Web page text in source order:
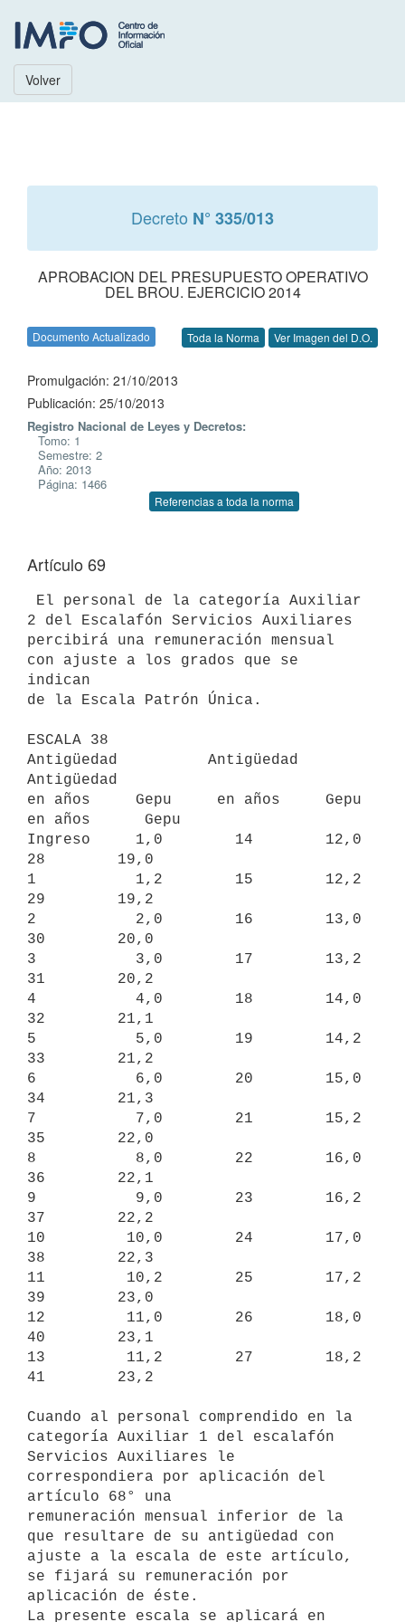
Volver
Decreto N° 335/013
APROBACION DEL PRESUPUESTO OPERATIVO
DEL BROU. EJERCICIO 2014
Documento Actualizado Toda la Norma Ver Imagen del D.O.
Promulgación: 21/10/2013
Publicación: 25/10/2013
Registro Nacional de Leyes y Decretos:
Tomo: 1
Semestre: 2
Año: 2013
Página: 1466
Referencias a toda la norma
Artículo 69
2 del Escalafón Servicios Auxiliares
percibirá una remuneración mensual
con ajuste a los grados que se
indican
de la Escala Patrón Única.
ESCALA 38
Antigüedad          Antigüedad
Antigüedad
en años     Gepu     en años     Gepu
en años      Gepu
Ingreso     1,0        14        12,0
28        19,0
1           1,2        15        12,2
29        19,2
2           2,0        16        13,0
30        20,0
3           3,0        17        13,2
31        20,2
4           4,0        18        14,0
32        21,1
5           5,0        19        14,2
33        21,2
6           6,0        20        15,0
34        21,3
7           7,0        21        15,2
35        22,0
8           8,0        22        16,0
36        22,1
9           9,0        23        16,2
37        22,2
10         10,0        24        17,0
38        22,3
11         10,2        25        17,2
39        23,0
12         11,0        26        18,0
40        23,1
13         11,2        27        18,2
41        23,2
Cuando al personal comprendido en la
categoría Auxiliar 1 del escalafón
Servicios Auxiliares le
correspondiera por aplicación del
artículo 68° una
remuneración mensual inferior de la
que resultare de su antigüedad con
ajuste a la escala de este artículo,
se fijará su remuneración por
aplicación de éste.
La presente escala se aplicará en